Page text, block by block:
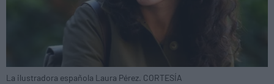
La ilustradora española Laura Pérez. CORTESÍA